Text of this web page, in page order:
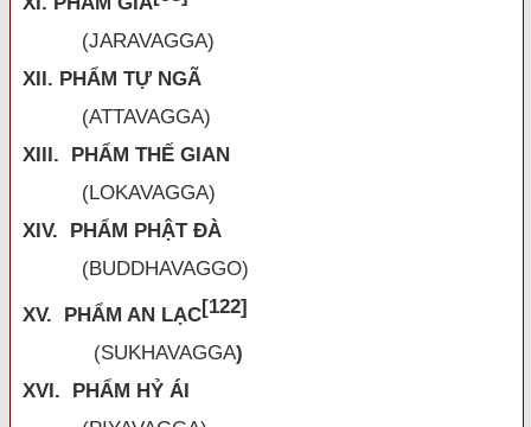
(JARAVAGGA)
XII. PHẨM TỰ NGÃ
(ATTAVAGGA)
XIII. PHẨM THẾ GIAN
(LOKAVAGGA)
XIV. PHẨM PHẬT ĐÀ
(BUDDHAVAGGO)
XV. PHẨM AN LẠC[122]
(SUKHAVAGGA)
XVI. PHẨM HỶ ÁI